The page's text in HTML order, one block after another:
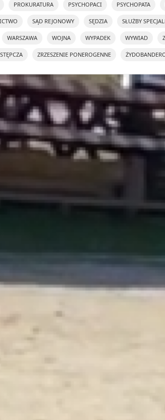
PROKURATURA PSYCHOPACI PSYCHOPATA
SĄD REJONOWY SĘDZIA SŁUŻBY
WARSZAWA WOJNA WYPADEK WYWIAD
ZRZESZENIE PONEROGENNE